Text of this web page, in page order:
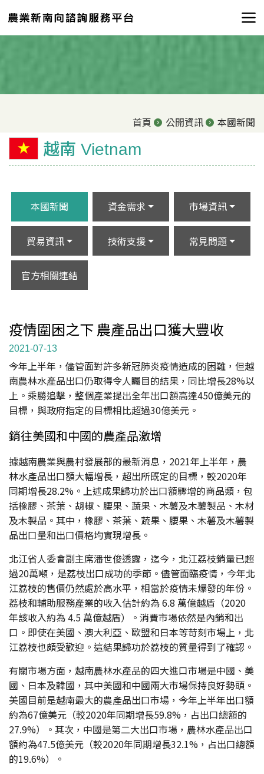
首頁 公開資訊 本國新聞
越南 Vietnam
本國新聞 資金需求 市場資訊
貿易資訊 技術支援 常見問題
官方相關連結
疫情圍困之下 農產品出口獲大豐收
2021-07-13
今年上半年，儘管面對許多新冠肺炎疫情造成的困難，但越
南農林水產品出口仍取得令人矚目的結果，同比增長28%以
上。乘勝追擊，整個產業提出全年出口額高達450億美元的
目標，與政府指定的目標相比超過30億美元。
銷往美國和中國的農產品激增
據越南農業與農村發展部的最新消息，2021年上半年，農
林水產品出口額大幅增長，超出所既定的目標，較2020年
同期增長28.2%。上述成果歸功於出口額驟增的商品類，包
括橡膠、茶葉、胡椒、腰果、蔬果、木薯及木薯製品、木材
及木製品。其中，橡膠、茶葉、蔬果、腰果、木薯及木薯製
品出口量和出口價格均實現增長。
北江省人委會副主席潘世俊透露，迄今，北江荔枝銷量已超
過20萬噸，是荔枝出口成功的季節。儘管面臨疫情，今年北
江荔枝的售價仍然處於高水平，相當於疫情未爆發的年份。
荔枝和輔助服務產業的收入估計約為 6.8 萬億越盾（2020
年該收入約為 4.5 萬億越盾）。消費市場依然是內銷和出
口。即使在美國、澳大利亞、歐盟和日本等苛刻市場上，北
江荔枝也頗受歡迎。這結果歸功於荔枝的質量得到了確認。
有關市場方面，越南農林水產品的四大進口市場是中國、美
國、日本及韓國，其中美國和中國兩大市場保持良好勢頭。
美國目前是越南最大的農產品出口市場，今年上半年出口額
約為67億美元（較2020年同期增長59.8%，占出口總額的
27.9%）。其次，中國是第二大出口市場，農林水產品出口
額約為47.5億美元（較2020年同期增長32.1%，占出口總額
的19.6%）。